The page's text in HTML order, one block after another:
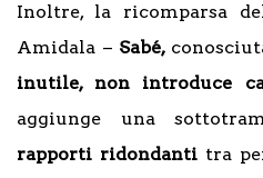
Inoltre, la ricomparsa
Amidala – Sabé,
inutile, non introduce
aggiunge una
rapporti ridondanti tra